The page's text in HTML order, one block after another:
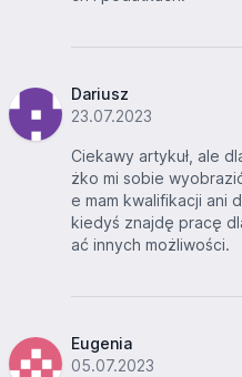
Dariusz
23.07.2023
Ciekawy artykuł, ale
żko mi sobie
e mam kwalifikacji ani
kiedyś znajdę pracę
ać innych możliwości.
Eugenia
05.07.2023